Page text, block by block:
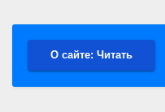
О сайте: Читать